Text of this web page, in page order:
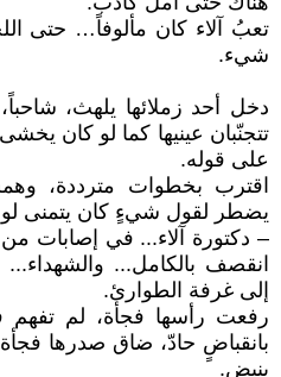
تعبُ آلاء كان مألوفاً… حتى
شيء.
دخل أحد زملائها يلهث،
تتجنّبان عينيها كما لو كان
على قوله.
اقترب بخطوات مترددة،
يضطر لقول شيءٍ كان يتمنى
– دكتورة آلاء... في إصابات
انقصف بالكامل...
إلى غرفة الطوارئ.
رفعت رأسها فجأة، لم تفهم
بانقباضٍ حادّ، ضاق صدرها
ينبض.